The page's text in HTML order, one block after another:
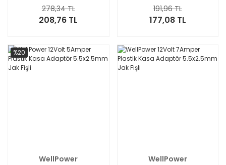
208,76 TL
278,34 TL
177,08 TL
191,96 TL
%20
WellPower WellPower